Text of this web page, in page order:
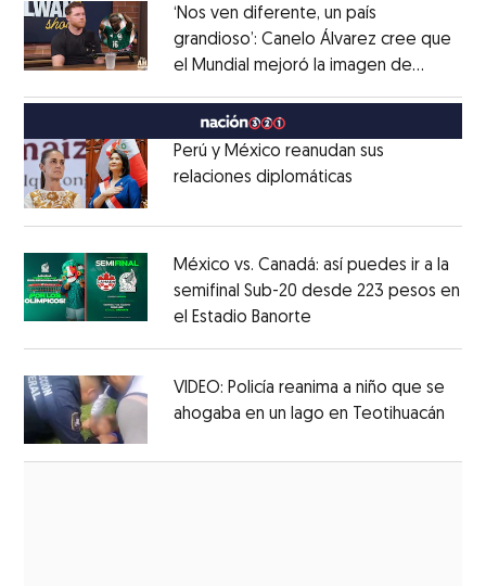
‘Nos ven diferente, un país
grandioso’: Canelo Álvarez cree que
el Mundial mejoró la imagen de
MéxicoOpens in new window
Perú y México reanudan sus
relaciones diplomáticas
México vs. Canadá: así puedes ir a la
semifinal Sub-20 desde 223 pesos en
el Estadio Banorte
VIDEO: Policía reanima a niño que se
ahogaba en un lago en Teotihuacán